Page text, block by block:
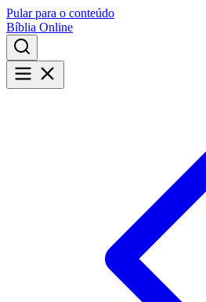
Pular para o conteúdo
Bíblia Online